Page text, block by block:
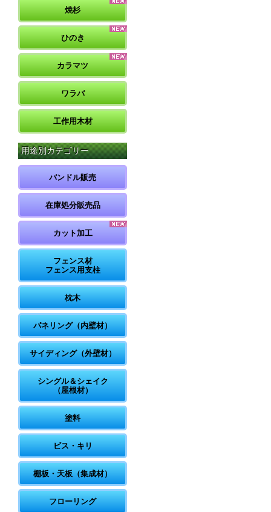
焼杉
ひのき
カラマツ
ワラバ
工作用木材
用途別カテゴリー
バンドル販売
在庫処分販売品
カット加工
フェンス材
フェンス用支柱
枕木
パネリング（内壁材）
サイディング（外壁材）
シングル＆シェイク
（屋根材）
塗料
ビス・キリ
棚板・天板（集成材）
フローリング